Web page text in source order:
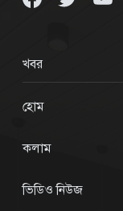
খবর
হোম
কলাম
ভিডিও নিউজ